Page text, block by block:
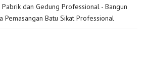
dan Gedung Professional - Bangun
Pemasangan Batu Sikat Professional